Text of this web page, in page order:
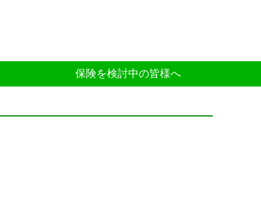
保険を検討中の皆様へ